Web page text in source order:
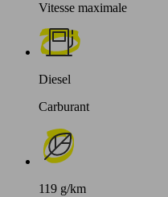
Vitesse maximale
Diesel
Carburant
119 g/km